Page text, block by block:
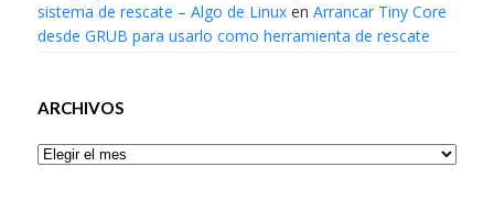
sistema de rescate – Algo de Linuxen Arrancar Tiny Core
desde GRUB para usarlo como herramienta de rescate
ARCHIVOS
Archivos